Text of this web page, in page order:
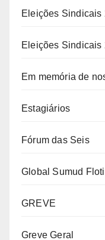
Eleições Sindicais
Eleições Sindicais
Em memória de
Estagiários
Fórum das Seis
Global Sumud
GREVE
Greve Geral